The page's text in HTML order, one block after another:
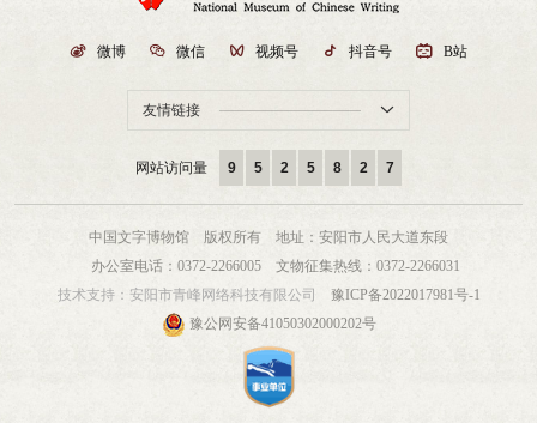
友情链接 
 微博  微信  视频号  抖音号  B站
网站访问量 9 5 2 5 8 2 7
中国文字博物馆 版权所有 地址：安阳市人民大道东段
办公室电话：0372-2266005 文物征集热线：0372-2266031
技术支持： 安阳市青峰网络科技有限公司
豫ICP备2022017981号-1
豫公网安备41050302000202号